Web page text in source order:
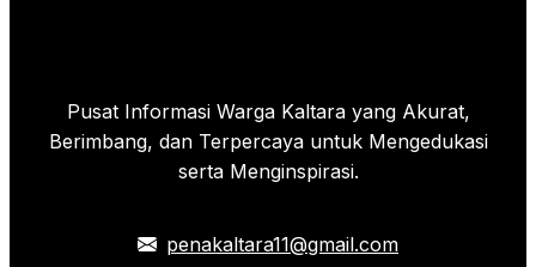
Pusat Informasi Warga Kaltara yang Akurat,
Berimbang, dan Terpercaya untuk Mengedukasi
serta Menginspirasi.
penakaltara11@gmail.com